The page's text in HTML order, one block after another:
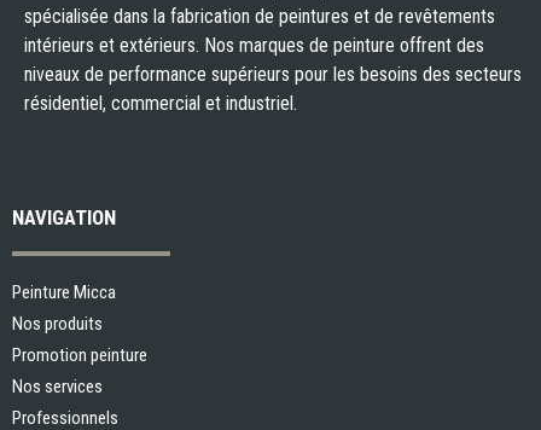
spécialisée dans la fabrication de peintures et de revêtements
intérieurs et extérieurs. Nos marques de peinture offrent des
niveaux de performance supérieurs pour les besoins des secteurs
résidentiel, commercial et industriel.
NAVIGATION
Peinture Micca
Nos produits
Promotion peinture
Nos services
Professionnels